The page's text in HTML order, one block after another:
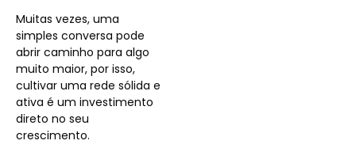
Muitas vezes, uma
simples conversa pode
abrir caminho para algo
muito maior, por isso,
cultivar uma rede sólida e
ativa é um investimento
direto no seu
crescimento.